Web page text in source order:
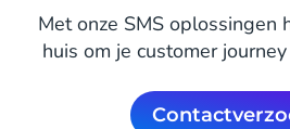
Met onze SMS oplossingen
huis om je customer